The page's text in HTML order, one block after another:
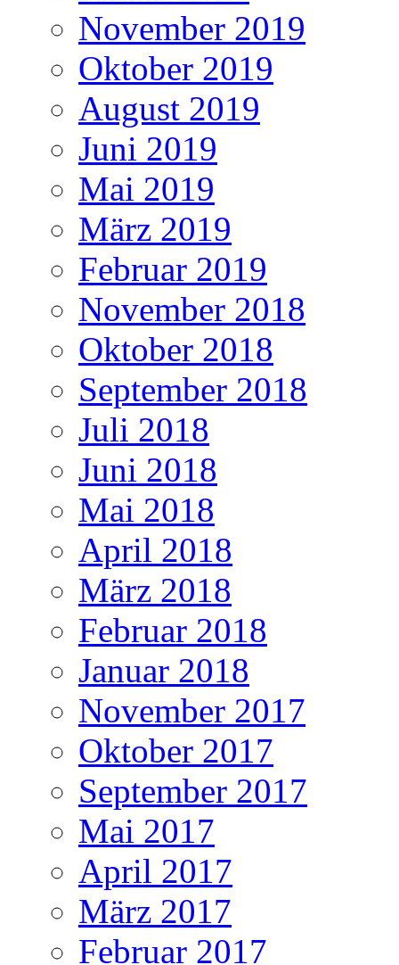
November 2019
Oktober 2019
August 2019
Juni 2019
Mai 2019
März 2019
Februar 2019
November 2018
Oktober 2018
September 2018
Juli 2018
Juni 2018
Mai 2018
April 2018
März 2018
Februar 2018
Januar 2018
November 2017
Oktober 2017
September 2017
Mai 2017
April 2017
März 2017
Februar 2017